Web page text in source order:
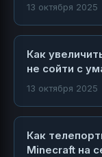
13 октября 2025
Как
не сойти с
13 октября 2025
Как
Minecraft на